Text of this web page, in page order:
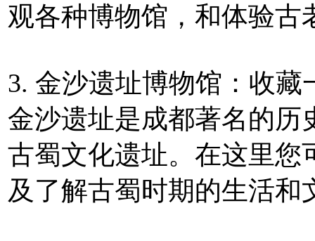
观各种博物馆，和体验古
3. 金沙遗址博物馆：收
金沙遗址是成都著名的历
古蜀文化遗址。在这里您
及了解古蜀时期的生活和